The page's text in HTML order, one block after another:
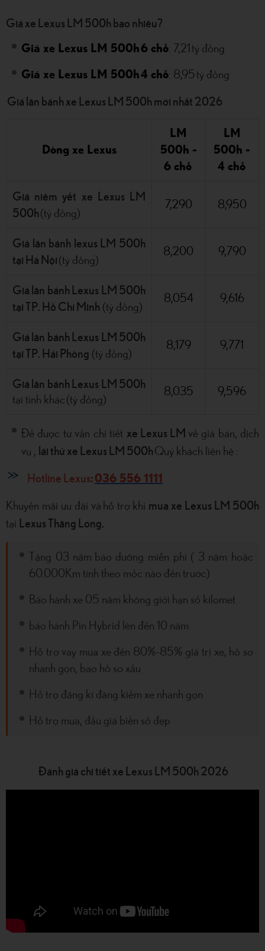
Giá xe Lexus LM 500h bao nhiêu?
Giá xe Lexus LM 500h 6 chỗ: 7,21 tỷ đồng
Giá xe Lexus LM 500h 4 chỗ: 8,95 tỷ đồng
Giá lăn bánh xe Lexus LM 500h mới nhất 2026
Dòng xe Lexus
LM
500h -
6 chỗ
LM
500h -
4 chỗ
Giá niêm yết xe Lexus LM
500h (tỷ đồng)
7,290 8,950
Giá lăn bánh lexus LM 500h
tại Hà Nội (tỷ đồng)
8,200 9,790
Giá lăn bánh Lexus LM 500h
tại TP. Hồ Chí Minh (tỷ đồng)
8,054 9,616
Giá lăn bánh Lexus LM 500h
tại TP. Hải Phòng (tỷ đồng)
8,179 9,771
Giá lăn bánh Lexus LM 500h
tại tỉnh khác (tỷ đồng)
8,035 9,596
Để được tư vấn chi tiết xe Lexus LM về giá bán, dịch
vụ , lái thử xe Lexus LM 500h Quý khách liên hệ :
Hotline Lexus: 036 556 1111
Khuyến mãi ưu đãi và hỗ trợ khi mua xe Lexus LM 500h
tại Lexus Thăng Long.
Tặng 03 năm bảo dưỡng miễn phí ( 3 năm hoặc
60.000Km tính theo mốc nào đến trước)
Bảo hành xe 05 năm không giới hạn số kilomet
bảo hành Pin Hybrid lên đến 10 năm
Hỗ trợ vay mua xe đến 80%-85% giá trị xe, hồ sơ
nhanh gọn, bao hồ sơ xấu
Hỗ trợ đăng kí đăng kiểm xe nhanh gọn
Hỗ trợ mua, đấu giá biển số đẹp
Đánh giá chi tiết xe Lexus LM 500h 2026